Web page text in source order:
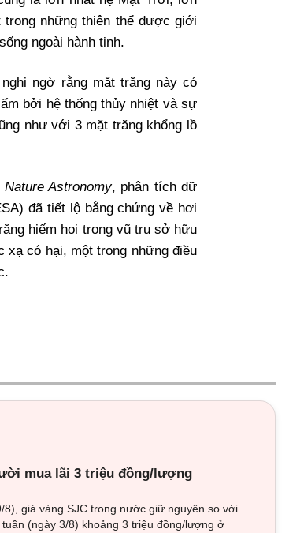
những thiên thể được giới
ngoài hành tinh.
ngờ rằng mặt trăng này có
bởi hệ thống thủy nhiệt và sự
như với 3 mặt trăng khổng lồ
Nature Astronomy, phân tích dữ
đã tiết lộ bằng chứng về hơi
hiếm hoi trong vũ trụ sở hữu
xạ có hại, một trong những điều
.
mua lãi 3 triệu đồng/lượng
8), giá vàng SJC trong nước giữ nguyên so với
(ngày 3/8) khoảng 3 triệu đồng/lượng ở